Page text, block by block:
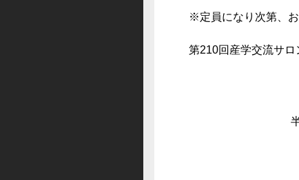
※定員になり次第、お
第210回産学交流サロ